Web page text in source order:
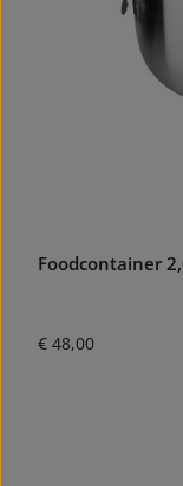
Foodcontainer
Normale prijs:
€ 48,00